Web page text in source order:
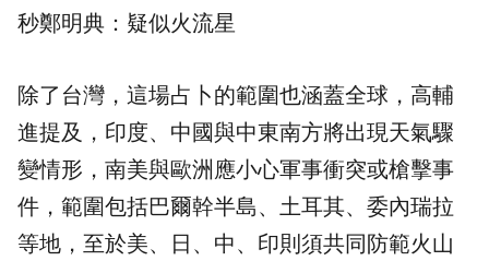
秒鄭明典：疑似火流星
除了台灣，這場占卜的範圍也涵蓋全球，高輔
進提及，印度、中國與中東南方將出現天氣驟
變情形，南美與歐洲應小心軍事衝突或槍擊事
件，範圍包括巴爾幹半島、土耳其、委內瑞拉
等地，至於美、日、中、印則須共同防範火山